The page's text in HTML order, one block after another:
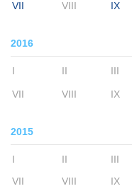
VII VIII IX
2016
I II III
VII VIII IX
2015
I II III
VII
VIII IX